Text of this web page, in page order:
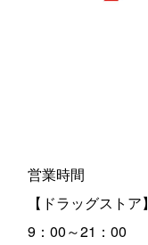
営業時間
【ドラッグストア】
9：00～21：00